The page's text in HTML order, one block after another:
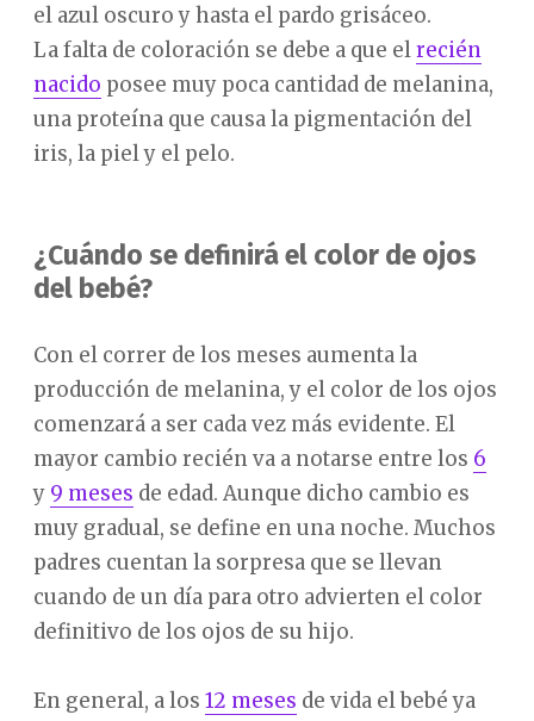
el azul oscuro y hasta el pardo grisáceo.
La falta de coloración se debe a que elrecién
nacido posee muy poca cantidad de melanina,
una proteína que causa la pigmentación del
iris, la piel y el pelo.
¿Cuándo se definirá el color de ojos
del bebé?
Con el correr de los meses aumenta la
producción de melanina, y el color de los ojos
comenzará a ser cada vez más evidente. El
mayor cambio recién va a notarse entre los 6
y 9 meses de edad. Aunque dicho cambio es
muy gradual, se define en una noche. Muchos
padres cuentan la sorpresa que se llevan
cuando de un día para otro advierten el color
definitivo de los ojos de su hijo.
En general, a los 12 meses de vida el bebé ya